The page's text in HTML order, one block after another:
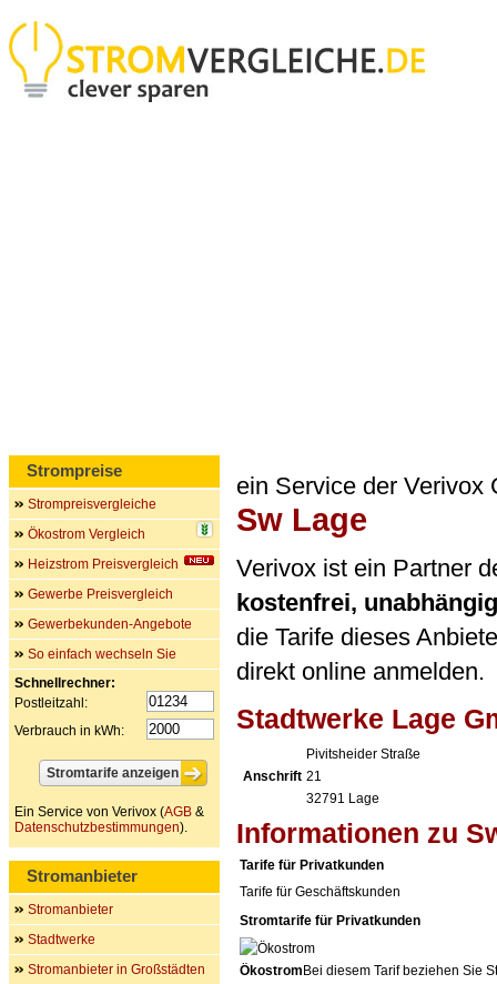
ein Service der Verivox
Sw Lage
Verivox ist ein Partner
kostenfrei,
die Tarife dieses
direkt online anmelden.
Stadtwerke Lage
Anschrift
Pivitsheider Straße
21
32791 Lage
Informationen zu
Tarife für Privatkunden
Tarife für Geschäftskunden
Stromtarife für Privatkunden
Ökostrom Bei diesem Tarif beziehen Sie
Strompreise
Strompreisvergleiche
Ökostrom Vergleich
Heizstrom Preisvergleich
Gewerbe Preisvergleich
Gewerbekunden-Angebote
So einfach wechseln Sie
Schnellrechner:
Postleitzahl:
Verbrauch in kWh:
Ein Service von Verivox (AGB &
Datenschutzbestimmungen).
Stromanbieter
Stromanbieter
Stadtwerke
Stromanbieter in Großstädten